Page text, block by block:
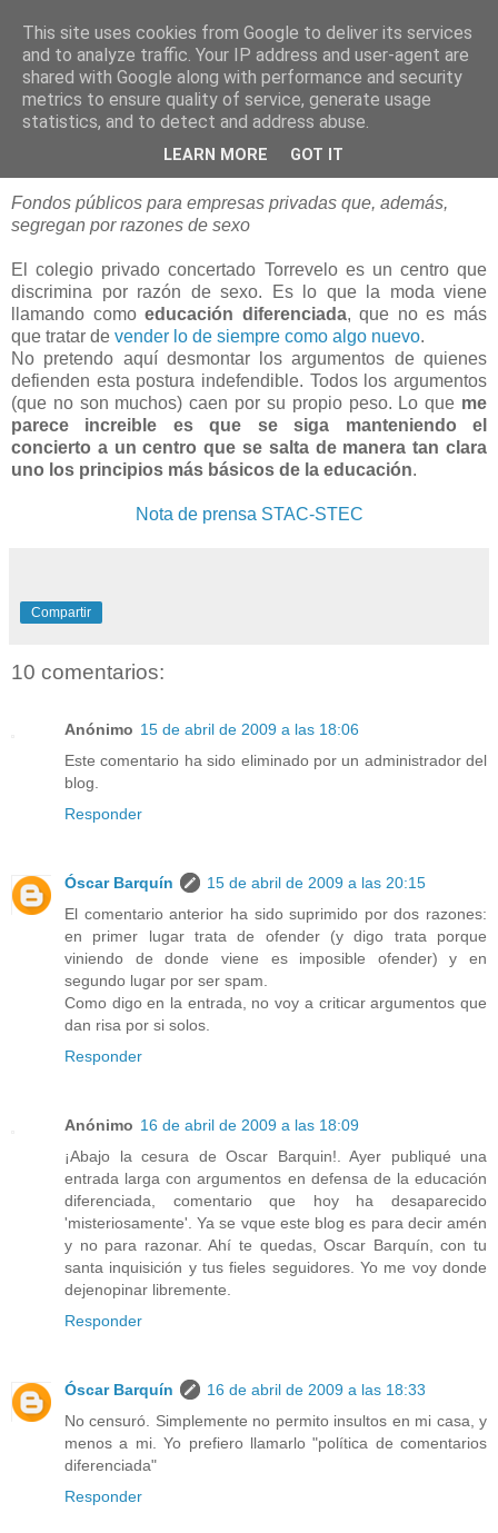
blogOBR
08 abril 2009
Torrevelo y la educación diferenciada
Fondos públicos para empresas privadas que, además,
segregan por razones de sexo
El colegio privado concertado Torrevelo es un centro que
discrimina por razón de sexo. Es lo que la moda viene
llamando comoeducación diferenciada, que no es más
que tratar de vender lo de siempre como algo nuevo.
No pretendo aquí desmontar los argumentos de quienes
defienden esta postura indefendible. Todos los argumentos
(que no son muchos) caen por su propio peso. Lo que me
parece increible es que se siga manteniendo el
concierto a un centro que se salta de manera tan clara
uno los principios más básicos de la educación.
Nota de prensa STAC-STEC
Compartir
10 comentarios:
Anónimo 15 de abril de 2009 a las 18:06
Este comentario ha sido eliminado por un administrador del
blog.
Responder
Óscar Barquín
15 de abril de 2009 a las 20:15
El comentario anterior ha sido suprimido por dos razones:
en primer lugar trata de ofender (y digo trata porque
viniendo de donde viene es imposible ofender) y en
segundo lugar por ser spam.
Como digo en la entrada, no voy a criticar argumentos que
dan risa por si solos.
Responder
Anónimo 16 de abril de 2009 a las 18:09
¡Abajo la cesura de Oscar Barquin!. Ayer publiqué una
entrada larga con argumentos en defensa de la educación
diferenciada, comentario que hoy ha desaparecido
'misteriosamente'. Ya se vque este blog es para decir amén
y no para razonar. Ahí te quedas, Oscar Barquín, con tu
santa inquisición y tus fieles seguidores. Yo me voy donde
dejenopinar libremente.
Responder
Óscar Barquín
16 de abril de 2009 a las 18:33
No censuró. Simplemente no permito insultos en mi casa, y
menos a mi. Yo prefiero llamarlo "política de comentarios
diferenciada"
Responder
This site uses cookies from Google to deliver its services
and to analyze traffic. Your IP address and user-agent are
shared with Google along with performance and security
metrics to ensure quality of service, generate usage
statistics, and to detect and address abuse.
LEARN MORE GOT IT